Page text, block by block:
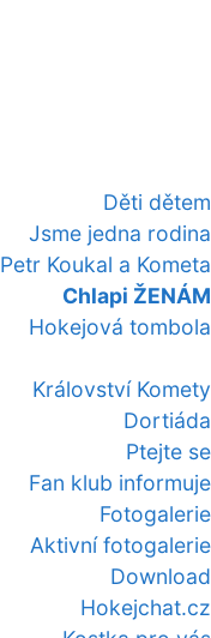
Děti dětem
Jsme jedna rodina
Petr Koukal a Kometa
Chlapi ŽENÁM
Hokejová tombola
Království Komety
Dortiáda
Ptejte se
Fan klub informuje
Fotogalerie
Aktivní fotogalerie
Download
Hokejchat.cz